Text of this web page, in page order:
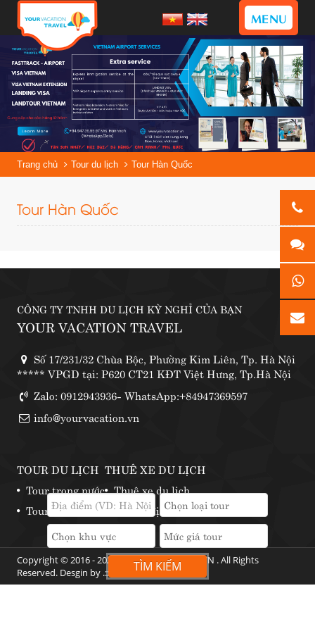
MENU
TÌM KIẾM
Trang chủ Tour du lịch Tour Hàn Quốc
Tour Hàn Quốc
CÔNG TY TNHH DU LỊCH KỲ NGHỈ CỦA BẠN
YOUR VACATION TRAVEL
Số 17/231/32 Chùa Bộc, Phường Kim Liên, Tp. Hà Nội
***** VPGD tại: P620 CT21 KĐT Việt Hưng, Tp.Hà Nội
Zalo: 0912943936- WhatsApp:+84947369597
info@yourvacation.vn
TOUR DU LỊCH
Tour trong nước
Tour nước ngoài
THUÊ XE DU LỊCH
Thuê xe du lịch
Những địa điểm thuê xe phượt
Copyright © 2016 - 2024 by YOURVACATION.VN . All Rights
Reserved. Desgin by .::
Web360::.